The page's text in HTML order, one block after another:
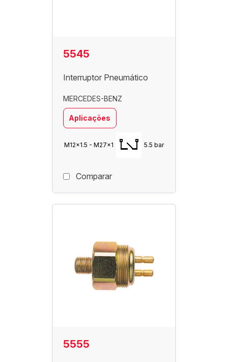
5545
Interruptor Pneumático
MERCEDES-BENZ
Aplicações
M12x1.5 - M27x1 5.5 bar
Comparar
5555